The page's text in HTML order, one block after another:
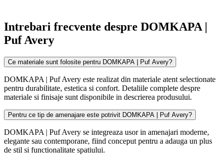
Intrebari frecvente despre DOMKAPA |
Puf Avery
Ce materiale sunt folosite pentru DOMKAPA | Puf Avery?
DOMKAPA | Puf Avery este realizat din materiale atent selectionate
pentru durabilitate, estetica si confort. Detaliile complete despre
materiale si finisaje sunt disponibile in descrierea produsului.
Pentru ce tip de amenajare este potrivit DOMKAPA | Puf Avery?
DOMKAPA | Puf Avery se integreaza usor in amenajari moderne,
elegante sau contemporane, fiind conceput pentru a adauga un plus
de stil si functionalitate spatiului.